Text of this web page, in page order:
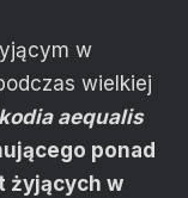
w
wielkiej
aequalis
ponad
żyjących w